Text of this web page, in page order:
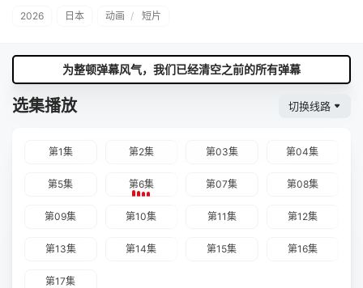
2026 日本 动画 / 短片
为整顿弹幕风气，我们已经清空之前的所有弹幕
选集播放 切换线路
第1集 第2集 第03集 第04集
第5集 第6集 第07集 第08集
第09集 第10集 第11集 第12集
第13集 第14集 第15集 第16集
第17集